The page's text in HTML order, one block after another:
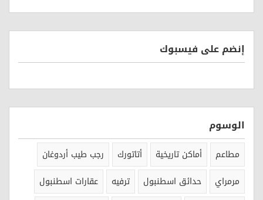
إنضم على فيسبوك
الوسوم
مطاعم أماكن تاريخية أتاتورك
رجب طيب أردوغان
مرمراي
حدائق اسطنبول ترفيه
عقارات اسطنبول